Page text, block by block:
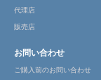
代理店
販売店
お問い合わせ
ご購入前のお問い合わせ